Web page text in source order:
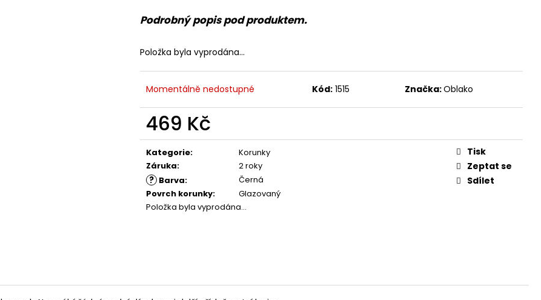
Podrobný popis pod produktem.
Položka byla vyprodána…
Momentálně nedostupné Kód: 1515 Značka:Oblako
469 Kč
Měrná
cena:
Kategorie:
Korunky
Záruka: 2 roky
? Barva:
Černá
Povrch korunky:
Glazovaný
Položka byla vyprodána…
Tisk
Zeptat se
Sdílet